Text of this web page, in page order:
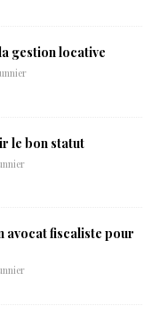
gestion locative
le bon statut
avocat fiscaliste pour